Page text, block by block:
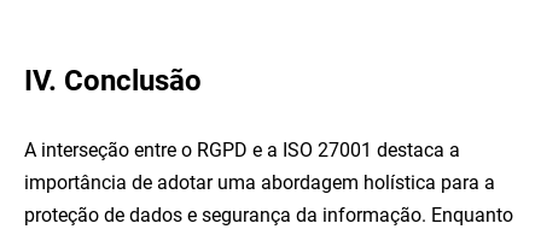
IV. Conclusão
A interseção entre o RGPD e a ISO 27001 destaca a
importância de adotar uma abordagem holística para a
proteção de dados e segurança da informação. Enquanto